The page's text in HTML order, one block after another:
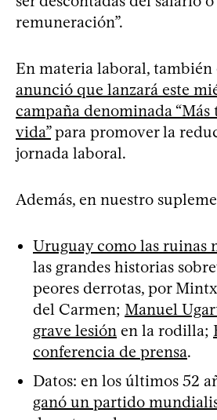
remuneración”.
En materia laboral, también
anunció que lanzará este
campaña denominada “Más
vida”para promover la
jornada laboral.
Además, en nuestro
Uruguay como las ruinas
las grandes historias
peores derrotas, por
del Carmen; Manuel
grave lesión en la rodilla;
conferencia de prensa.
Datos: en los últimos 52
ganó un partido